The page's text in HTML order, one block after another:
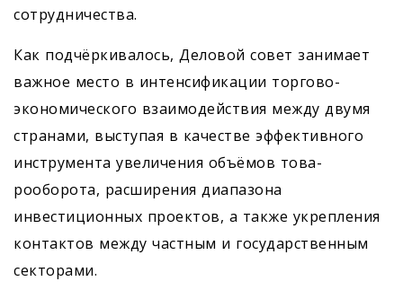
сотрудничества.
Как подчёркивалось, Деловой совет занимает
важное место в интенсификации торгово-
экономического взаимодействия между двумя
странами, выступая в качестве эффективного
инструмента увеличения объёмов това­
рооборота, расширения диапазона
инвестиционных проектов, а также укрепления
контактов между частным и государственным
секторами.